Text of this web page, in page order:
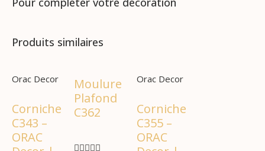
Produits similaires
Orac Decor
Corniche
C343 –
ORAC
Moulure
Plafond
C362

Orac Decor
Corniche
C355 –
ORAC